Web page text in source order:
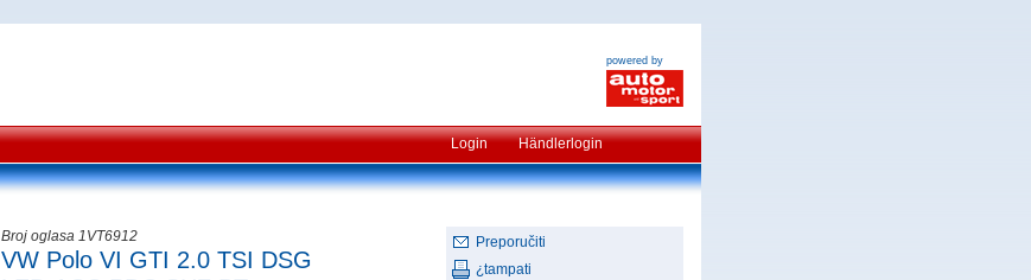
powered by
Login Händlerlogin
Preporučiti
¿tampati
Broj oglasa 1VT6912
VW Polo VI GTI 2.0 TSI DSG